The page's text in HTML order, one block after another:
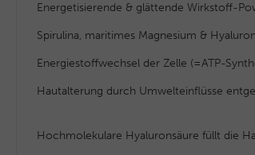
Energetisierende & glättende Wirkstoff-
Spirulina, maritimes Magnesium &
Energiestoffwechsel der Zelle (=ATP-
Hautalterung durch Umwelteinflüsse
Hochmolekulare Hyaluronsäure füllt die